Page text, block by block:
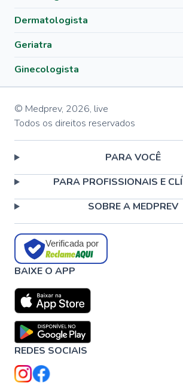
Dermatologista
Geriatra
Ginecologista
© Medprev, 2026, live
Todos os direitos reservados
PARA VOCÊ
PARA PROFISSIONAIS E
SOBRE A MEDPREV
Verificada por
BAIXE O APP
REDES SOCIAIS